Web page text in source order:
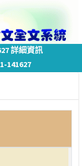
詳細資訊
141627